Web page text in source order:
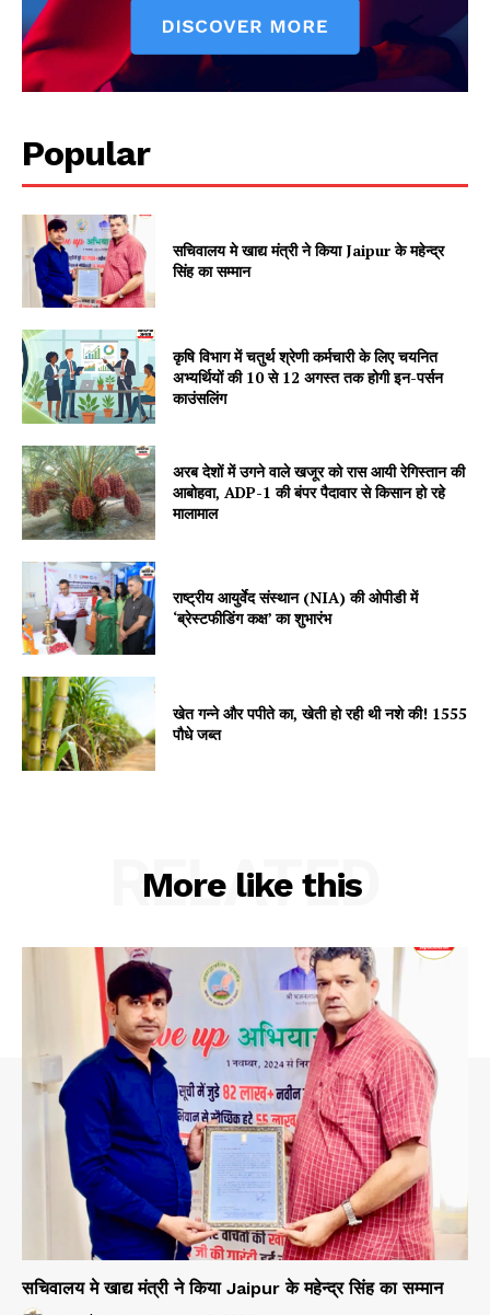
Company
About
Contact us
Subscription Plans
Popular
सचिवालय मे खाद्य मंत्री ने किया Jaipur के महेन्द्र
सिंह का सम्मान
कृषि विभाग में चतुर्थ श्रेणी कर्मचारी के लिए चयनित
अभ्यर्थियों की 10 से 12 अगस्त तक होगी इन-पर्सन
काउंसलिंग
अरब देशों में उगने वाले खजूर को रास आयी रेगिस्तान की
आबोहवा, ADP-1 की बंपर पैदावार से किसान हो रहे
मालामाल
राष्ट्रीय आयुर्वेद संस्थान (NIA) की ओपीडी में
‘ब्रेस्टफीडिंग कक्ष’ का शुभारंभ
खेत गन्ने और पपीते का, खेती हो रही थी नशे की! 1555
पौधे जब्त
More like this
RELATED
सचिवालय मे खाद्य मंत्री ने किया Jaipur के महेन्द्र सिंह का सम्मान